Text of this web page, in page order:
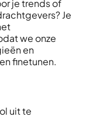
je trends of
Je
we onze
en
finetunen.
uit te